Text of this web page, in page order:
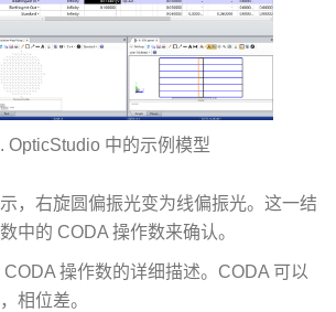
OpticStudio 中的示例模型
，右旋圆偏振光变为线偏振光。这一结
中的 CODA 操作数来确认。
操作数的详细描述。CODA 可以
相位差。